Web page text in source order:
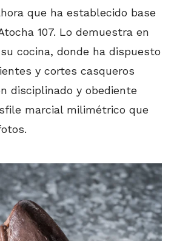
que ha establecido base
107. Lo demuestra en
cocina, donde ha dispuesto
y cortes casqueros
disciplinado y obediente
marcial milimétrico que